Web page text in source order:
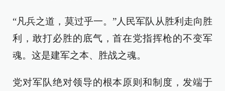
“凡兵之道，莫过乎一。”人民军队从胜利走向胜
利，敢打必胜的底气，首在党指挥枪的不变军
魂。这是建军之本、胜战之魂。
党对军队绝对领导的根本原则和制度，发端于